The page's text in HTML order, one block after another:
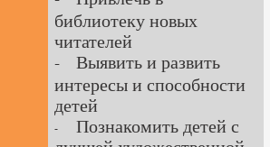
библиотеку новых
читателей
-
Выявить и развить
интересы и способности
детей
-
Познакомить детей с